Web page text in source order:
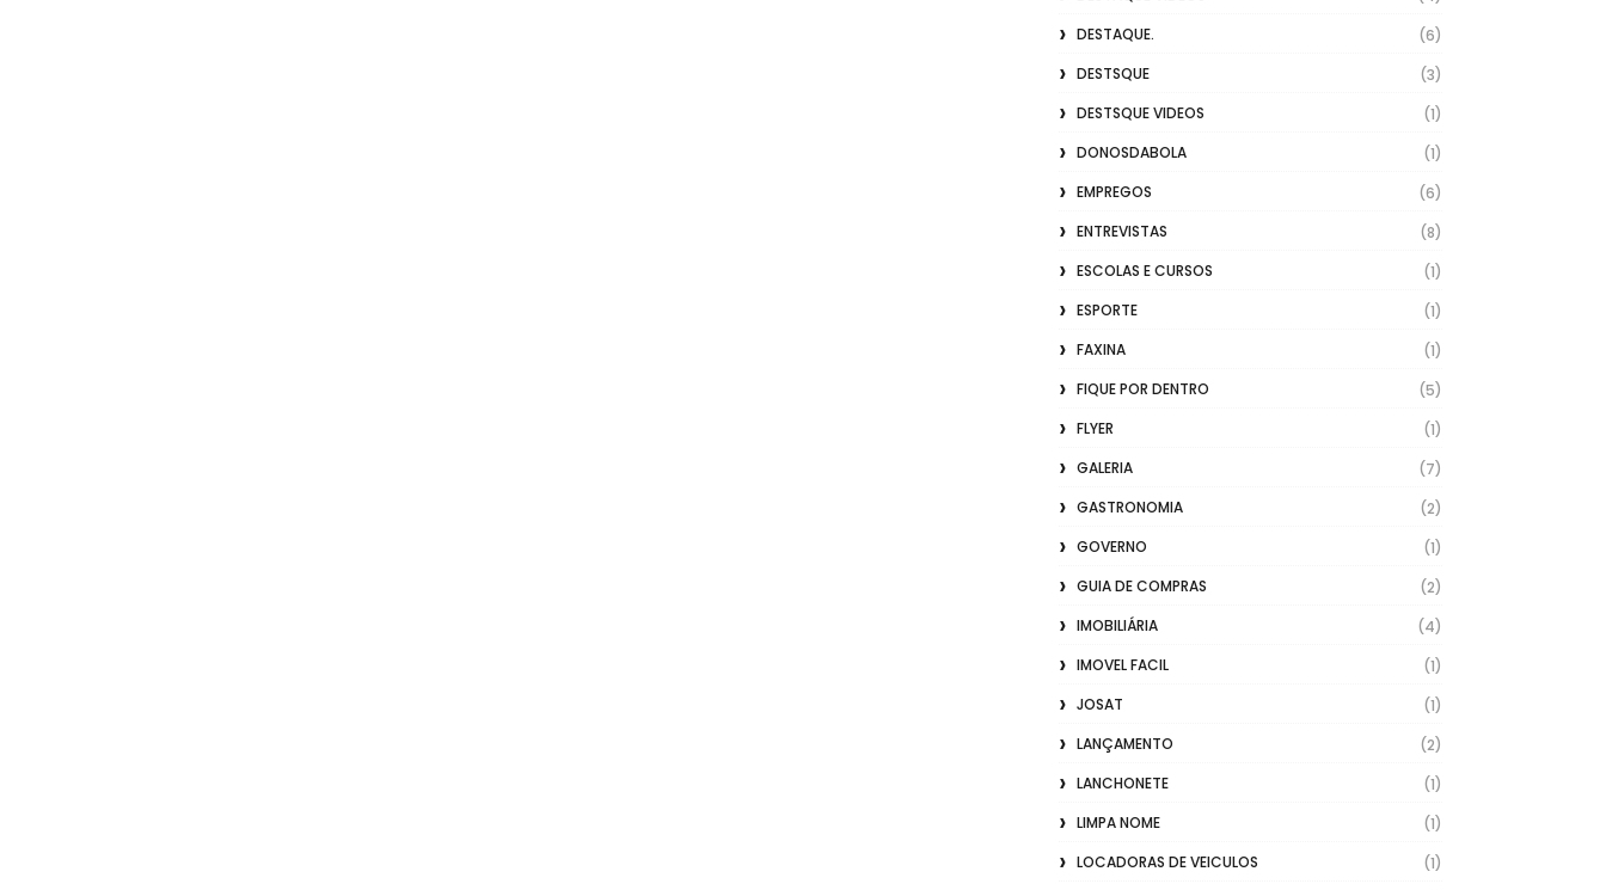
DESTAQUE.
(6)
DESTSQUE
(3)
DESTSQUE VIDEOS
(1)
DONOSDABOLA
(1)
EMPREGOS
(6)
ENTREVISTAS
(8)
ESCOLAS E CURSOS
(1)
ESPORTE
(1)
FAXINA
(1)
FIQUE POR DENTRO
(5)
FLYER
(1)
GALERIA
(7)
GASTRONOMIA
(2)
GOVERNO
(1)
GUIA DE COMPRAS
(2)
IMOBILIÁRIA
(4)
IMOVEL FACIL
(1)
JOSAT
(1)
LANÇAMENTO
(2)
LANCHONETE
(1)
LIMPA NOME
(1)
LOCADORAS DE VEICULOS
(1)